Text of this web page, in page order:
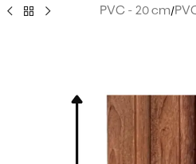
/
PVC - 20 cm